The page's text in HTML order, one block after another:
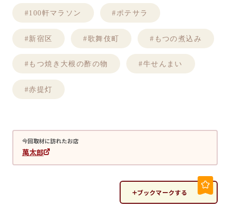
#100軒マラソン #ポテサラ
#新宿区 #歌舞伎町 #もつの煮込み
#もつ焼き大根の酢の物 #牛せんまい
#赤提灯
今回取材に訪れたお店
萬太郎
ブックマークする